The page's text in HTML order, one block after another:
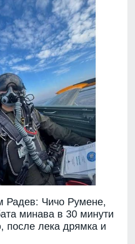
Радев: Чичо Румене,
минава в 30 минути
после лека дрямка и